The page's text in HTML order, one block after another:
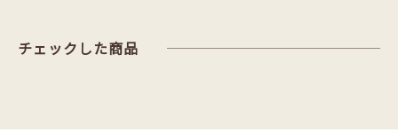
チェックした商品